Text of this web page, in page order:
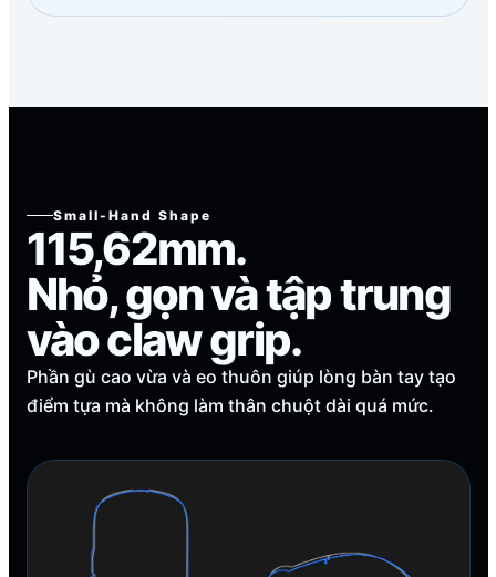
Small-Hand Shape
115,62mm.
Nhỏ, gọn và tập trung
vào claw grip.
Phần gù cao vừa và eo thuôn giúp lòng bàn tay tạo
điểm tựa mà không làm thân chuột dài quá mức.